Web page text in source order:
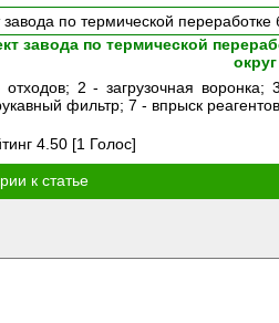
завода по термической
2 - загрузочная
фильтр; 7 - впрыск
4.50 [1 Голос]
к статье